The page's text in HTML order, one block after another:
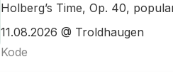
Holberg’s Time, Op. 40,
11.08.2026 @ Troldhaugen
Kode